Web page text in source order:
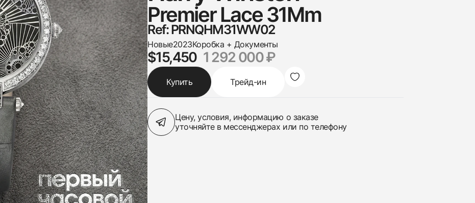
Premier Lace 31Mm
Ref: PRNQHM31WW02
Новые2023Коробка + Документы
$15,450 1 292 000 ₽
Купить Трейд-ин
Цену, условия, информацию о заказе
уточняйте в мессенджерах или по телефону